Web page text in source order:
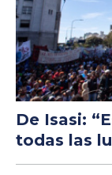
De Isasi:
todas las